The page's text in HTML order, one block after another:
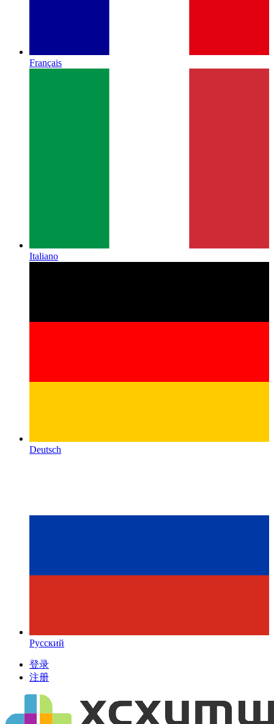
Français
Italiano
Deutsch
Русский
登录
注册